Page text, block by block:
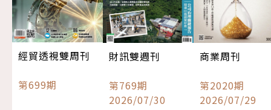
經貿透視雙周刊
第699期
財訊雙週刊
第769期
2026/07/30
商業周刊
第2020期
2026/07/29